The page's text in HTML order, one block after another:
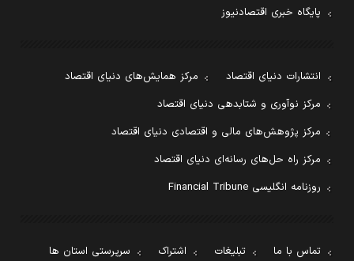
پایگاه خبری اقتصادنیوز
انتشارات دنیای اقتصاد
مرکز همایش‌های دنیای اقتصاد
مرکز نوآوری و شتابدهی دنیای اقتصاد
مرکز پژوهش‌های مالی و اقتصادی دنیای اقتصاد
مرکز راه حل‌های رسانه‌ای دنیای اقتصاد
روزنامه انگلیسی Financial Tribune
تماس با ما تبلیغات اشتراک
سرپرستی استان ها